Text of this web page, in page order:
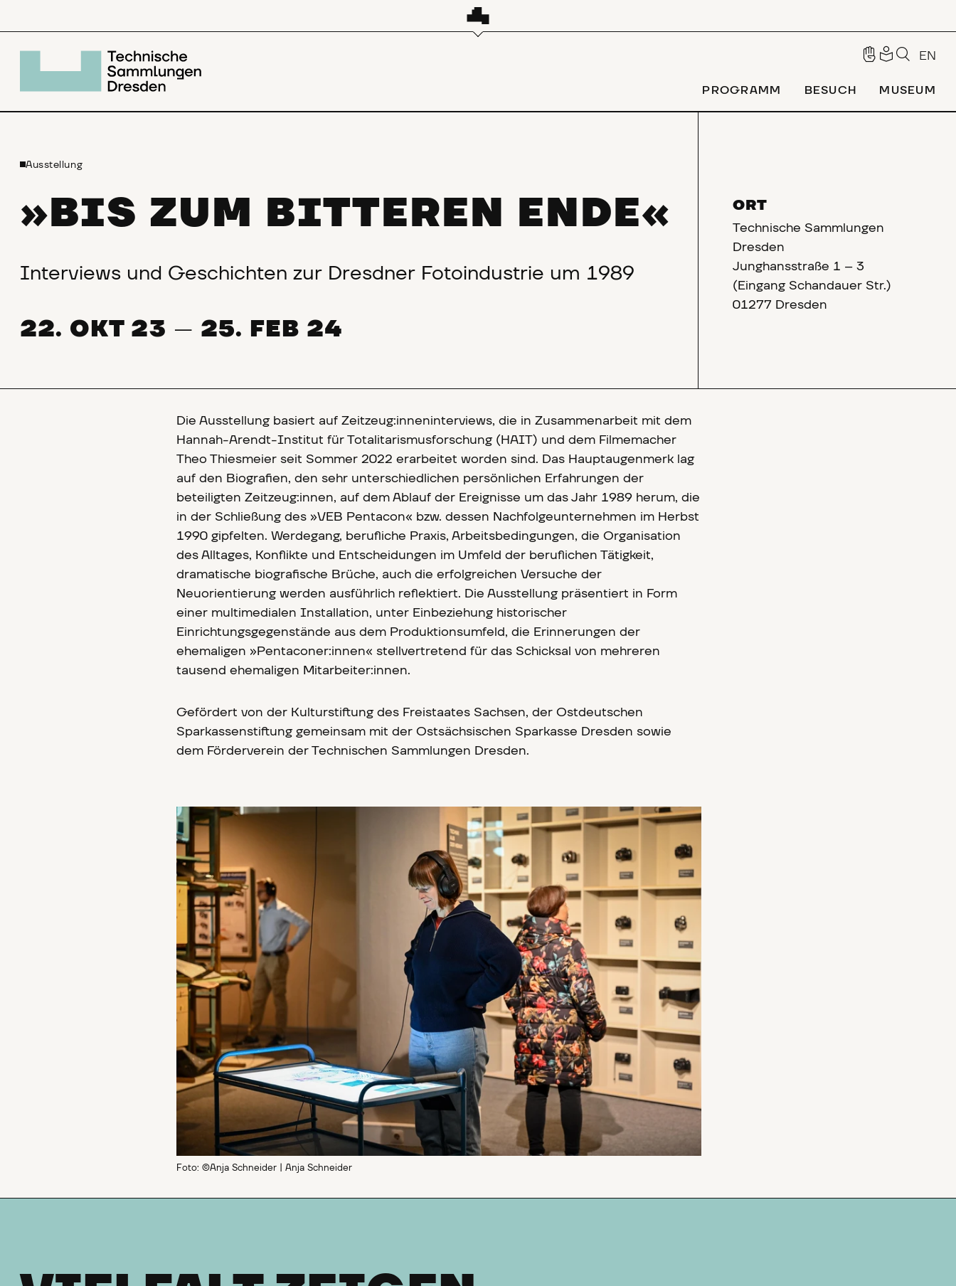
EN
PROGRAMM BESUCH MUSEUM
Ausstellung
»BIS ZUM BITTEREN ENDE«
Interviews und Geschichten zur Dresdner Fotoindustrie um 1989
22. OKT 23 — 25. FEB 24
ORT
Technische Sammlungen
Dresden
Junghansstraße 1 – 3
(Eingang Schandauer Str.)
01277 Dresden
Die Ausstellung basiert auf Zeitzeug:inneninterviews, die in Zusammenarbeit mit dem
Hannah-Arendt-Institut für Totalitarismusforschung (HAIT) und dem Filmemacher
Theo Thiesmeier seit Sommer 2022 erarbeitet worden sind. Das Hauptaugenmerk lag
auf den Biografien, den sehr unterschiedlichen persönlichen Erfahrungen der
beteiligten Zeitzeug:innen, auf dem Ablauf der Ereignisse um das Jahr 1989 herum, die
in der Schließung des »VEB Pentacon« bzw. dessen Nachfolgeunternehmen im Herbst
1990 gipfelten. Werdegang, berufliche Praxis, Arbeitsbedingungen, die Organisation
des Alltages, Konflikte und Entscheidungen im Umfeld der beruflichen Tätigkeit,
dramatische biografische Brüche, auch die erfolgreichen Versuche der
Neuorientierung werden ausführlich reflektiert. Die Ausstellung präsentiert in Form
einer multimedialen Installation, unter Einbeziehung historischer
Einrichtungsgegenstände aus dem Produktionsumfeld, die Erinnerungen der
ehemaligen »Pentaconer:innen« stellvertretend für das Schicksal von mehreren
tausend ehemaligen Mitarbeiter:innen.
Gefördert von der Kulturstiftung des Freistaates Sachsen, der Ostdeutschen
Sparkassenstiftung gemeinsam mit der Ostsächsischen Sparkasse Dresden sowie
dem Förderverein der Technischen Sammlungen Dresden.
Foto: ©Anja Schneider | Anja Schneider